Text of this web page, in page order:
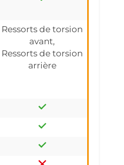
Ressorts de torsion
avant,
Ressorts de torsion
arrière